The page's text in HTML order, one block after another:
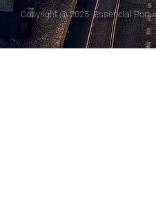
Copyright @ 2025- Essencial